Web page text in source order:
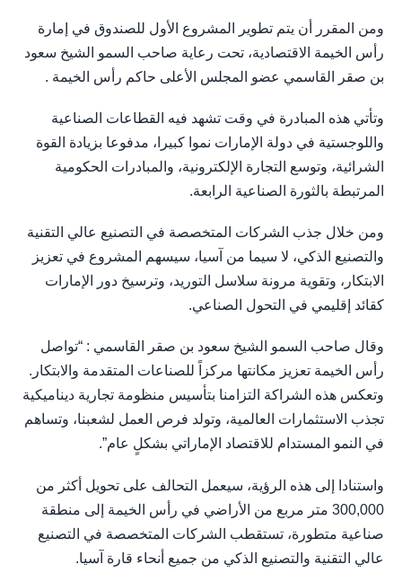
ومن المقرر أن يتم تطوير المشروع الأول للصندوق في إمارة
رأس الخيمة الاقتصادية، تحت رعاية صاحب السمو الشيخ سعود
بن صقر القاسمي عضو المجلس الأعلى حاكم رأس الخيمة .
وتأتي هذه المبادرة في وقت تشهد فيه القطاعات الصناعية
واللوجستية في دولة الإمارات نموا كبيرا، مدفوعا بزيادة القوة
الشرائية، وتوسع التجارة الإلكترونية، والمبادرات الحكومية
المرتبطة بالثورة الصناعية الرابعة.
ومن خلال جذب الشركات المتخصصة في التصنيع عالي التقنية
والتصنيع الذكي، لا سيما من آسيا، سيسهم المشروع في تعزيز
الابتكار، وتقوية مرونة سلاسل التوريد، وترسيخ دور الإمارات
كقائد إقليمي في التحول الصناعي.
وقال صاحب السمو الشيخ سعود بن صقر القاسمي : “تواصل
رأس الخيمة تعزيز مكانتها مركزاً للصناعات المتقدمة والابتكار.
وتعكس هذه الشراكة التزامنا بتأسيس منظومة تجارية ديناميكية
تجذب الاستثمارات العالمية، وتولد فرص العمل لشعبنا، وتساهم
في النمو المستدام للاقتصاد الإماراتي بشكلٍ عام”.
واستنادا إلى هذه الرؤية، سيعمل التحالف على تحويل أكثر من
300,000 متر مربع من الأراضي في رأس الخيمة إلى منطقة
صناعية متطورة، تستقطب الشركات المتخصصة في التصنيع
عالي التقنية والتصنيع الذكي من جميع أنحاء قارة آسيا.